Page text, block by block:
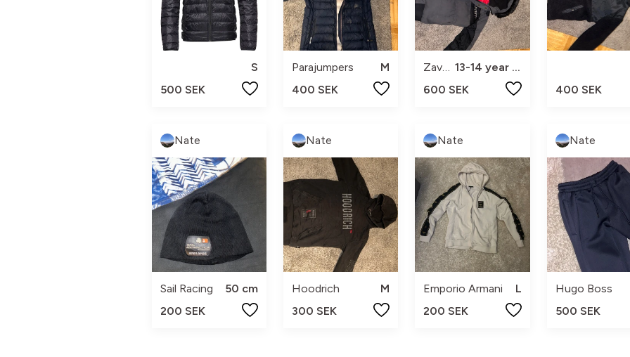
S
500 SEK
Parajumpers
M
400 SEK
Zavetti
13-14 year olds
600 SEK
400 SEK
Nate
Sail Racing
50 cm
200 SEK
Nate
Hoodrich
M
300 SEK
Nate
Emporio Armani
L
200 SEK
Nate
Hugo Boss
500 SEK